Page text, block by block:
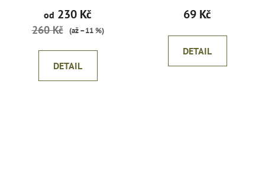
od 230 Kč
260 Kč (až –11 %)
DETAIL
69 Kč
DETAIL